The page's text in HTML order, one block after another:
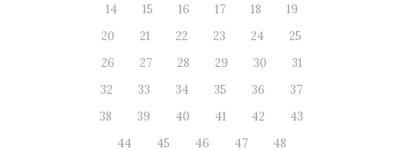
14
15 16 17 18
19
20
21 22 23 24
25
26
27 28 29 30
31
32
33 34 35 36
37
38
39 40 41 42
43
44
45 46 47
48